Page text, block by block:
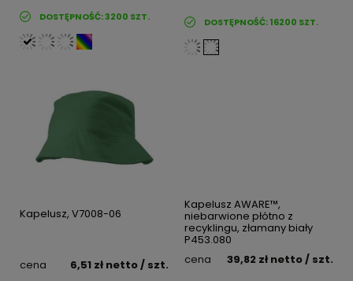
DOSTĘPNOŚĆ:3200 SZT. DOSTĘPNOŚĆ:16200 SZT.
Kapelusz, V7008-06
cena 6,51 zł netto/ szt.
Kapelusz AWARE™,
niebarwione płótno z
recyklingu, złamany biały
P453.080
cena
39,82 zł netto/ szt.